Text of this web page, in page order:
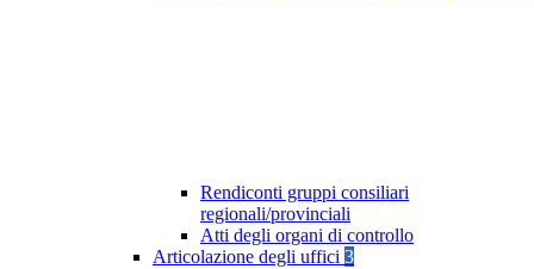
Rendiconti gruppi consiliari
regionali/provinciali
Atti degli organi di controllo
Articolazione degli uffici 3